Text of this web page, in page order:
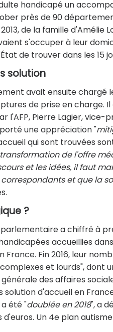
handicapé un
près de 90
de la famille d'Amélie
s'occuper à leur
de trouver dans les 15
solution
avait ensuite chargé
de prise en charge. Il
l'AFP, Pierre Lagier,
une appréciation "
qui sont trouvées
de l'offre
et les idées, il faut
et que la
?
a chiffré à
accueillies
France. Fin 2016, leur
et lourds", dont
des affaires
solution d'accueil en
été "doublée en 2018", a
d'euros. Un 4e plan